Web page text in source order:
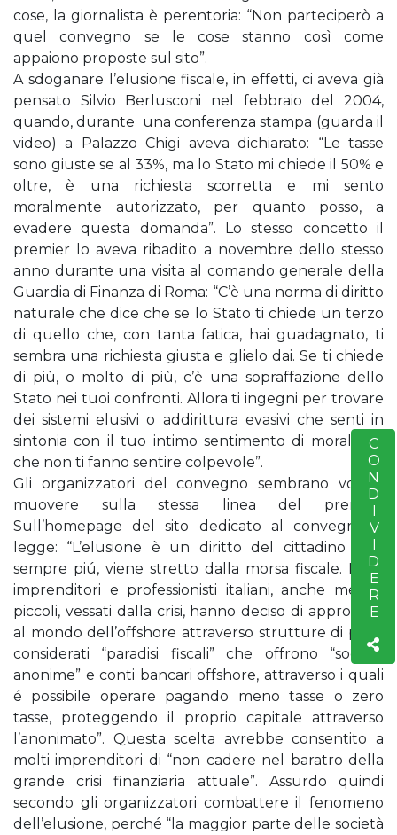
cose, la giornalista è perentoria: “Non parteciperò a
quel convegno se le cose stanno così come
appaiono proposte sul sito”.
A sdoganare l’elusione fiscale, in effetti, ci aveva già
pensato Silvio Berlusconi nel febbraio del 2004,
quando, durante una conferenza stampa (guarda il
video) a Palazzo Chigi aveva dichiarato: “Le tasse
sono giuste se al 33%, ma lo Stato mi chiede il 50% e
oltre, è una richiesta scorretta e mi sento
moralmente autorizzato, per quanto posso, a
evadere questa domanda”. Lo stesso concetto il
premier lo aveva ribadito a novembre dello stesso
anno durante una visita al comando generale della
Guardia di Finanza di Roma: “C’è una norma di diritto
naturale che dice che se lo Stato ti chiede un terzo
di quello che, con tanta fatica, hai guadagnato, ti
sembra una richiesta giusta e glielo dai. Se ti chiede
di più, o molto di più, c’è una sopraffazione dello
Stato nei tuoi confronti. Allora ti ingegni per trovare
dei sistemi elusivi o addirittura evasivi che senti in
sintonia con il tuo intimo sentimento di moralità e
che non ti fanno sentire colpevole”.
Gli organizzatori del convegno sembrano volersi
muovere sulla stessa linea del premier.
Sull’homepage del sito dedicato al convegno si
legge: “L’elusione è un diritto del cittadino che,
sempre piú, viene stretto dalla morsa fiscale. Molti
imprenditori e professionisti italiani, anche medio-
piccoli, vessati dalla crisi, hanno deciso di approdare
al mondo dell’offshore attraverso strutture di paesi
considerati “paradisi fiscali” che offrono “società
anonime” e conti bancari offshore, attraverso i quali
é possibile operare pagando meno tasse o zero
tasse, proteggendo il proprio capitale attraverso
l’anonimato”. Questa scelta avrebbe consentito a
molti imprenditori di “non cadere nel baratro della
grande crisi finanziaria attuale”. Assurdo quindi
secondo gli organizzatori combattere il fenomeno
dell’elusione, perché “la maggior parte delle società
CONDIVIDERE